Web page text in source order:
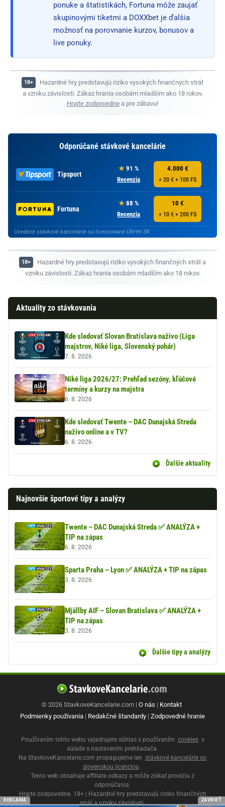
ponuke a štatistikách, Fortuna môže zaujať
skupinovými tiketmi a DOXXbet je ďalšia
možnosť na porovnanie kurzov, bonusov a
live ponuky.
Hazardné hry predstavujú riziko vysokých finančných strát
a vzniku závislosti. Zákaz hrania osobám mladším ako 18 rokov.
Hrajte zodpovedne a pre zábavu!
Odporúčané stávkové kancelárie
Tipsport
91 %
Recenzia
4.000 €
+ 20 € + 100 FS
Fortuna
88 %
Recenzia
10 €
+ 10 € + 200 FS
Uvedené stávkové kancelárie sú licencované ÚRHH SR.
Hazardné hry predstavujú riziko vysokých finančných strát a
vzniku závislosti. Zákaz hrania osobám mladším ako 18 rokov.
Aktuality zo stávkovania
Kde sledovať Slovan Bratislava naživo (Liga
majstrov, Niké liga, Slovenský pohár)
7. 8. 2026
Niké liga 2026/27: Prehľad sezóny, kľúčové
termíny a kurzy na majstra
6. 8. 2026
Kde sledovať Twente – DAC Dunajská Streda
naživo online a v TV?
6. 8. 2026
Ďalšie aktuality
Najnovšie športové tipy a analýzy
Twente – DAC Dunajská Streda ✅ ANALÝZA +
TIP na zápas
6. 8. 2026
Sparta Praha – Lyon ✅ ANALÝZA + TIP na zápas
3. 8. 2026
Mjällby AIF – Slovan Bratislava ✅ ANALÝZA +
TIP na zápas
3. 8. 2026
Ďalšie tipy a analýzy
© 2026 StavkoveKancelarie.com | O nás | Kontakt
Podmienky používania | Redakčné štandardy | Zodpovedné hranie
Používaním tohto webu vyjadrujete súhlas s používaním cookies v
súlade s nastavením prehliadača.
Na StavkoveKancelarie.com propagujeme len stávkové kancelárie so
slovenskou licenciou .
Tento web obsahuje affiliate odkazy a môže získať províziu z
odporúčania.
Hrajte zodpovedne. 18+ | Hazardné hry predstavujú riziko finančných
strát a vzniku závislosti.
REKLAMA ZAVRIEŤ